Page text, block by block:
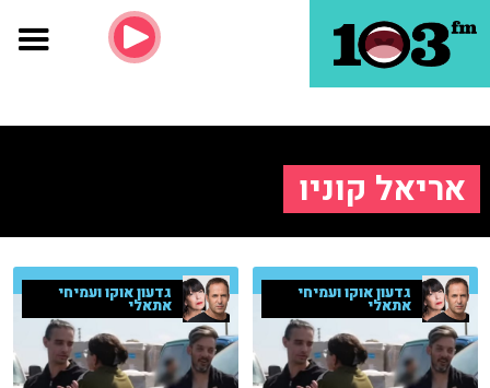
אריאל קוניו
גדעון אוקו ועמיחי
אתאלי
גדעון אוקו ועמיחי
אתאלי